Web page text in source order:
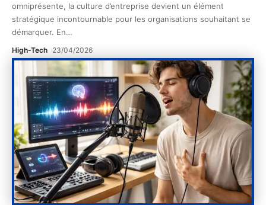
omniprésente, la culture d’entreprise devient un élément
stratégique incontournable pour les organisations souhaitant se
démarquer. En…
High-Tech 23/04/2026